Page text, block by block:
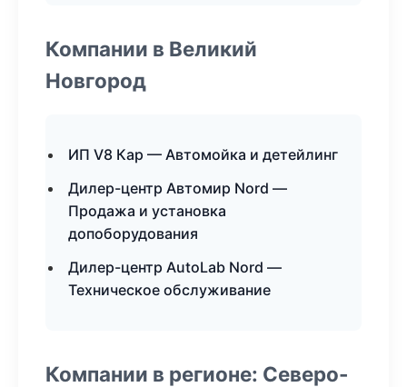
Компании в Великий
Новгород
ИП V8 Кар — Автомойка и детейлинг
Дилер-центр Автомир Nord —
Продажа и установка
допоборудования
Дилер-центр AutoLab Nord —
Техническое обслуживание
Компании в регионе: Северо-